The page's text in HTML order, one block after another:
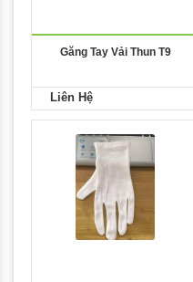
Găng Tay Vải Thun T9
Liên Hệ